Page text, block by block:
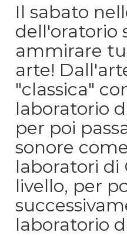
Il sabato
dell'oratorio
ammirare
arte!
"classica"
laboratorio
per poi
sonore
laboratori di
livello, per
laboratorio